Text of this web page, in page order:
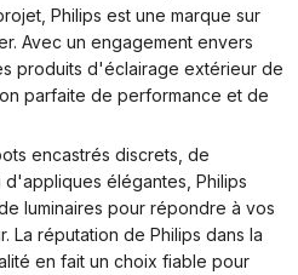
Philips est une marque sur
Avec un engagement envers
produits d'éclairage extérieur de
parfaite de performance et de
encastrés discrets, de
d'appliques élégantes, Philips
luminaires pour répondre à vos
La réputation de Philips dans la
en fait un choix fiable pour